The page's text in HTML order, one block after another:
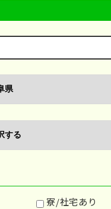
寮/社宅あり